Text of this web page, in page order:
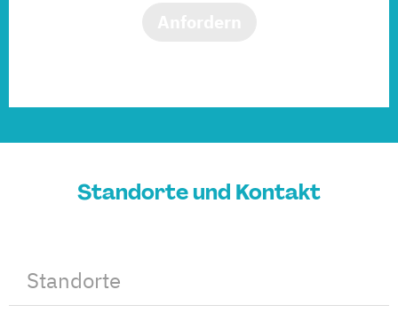
Standorte und Kontakt
Standorte